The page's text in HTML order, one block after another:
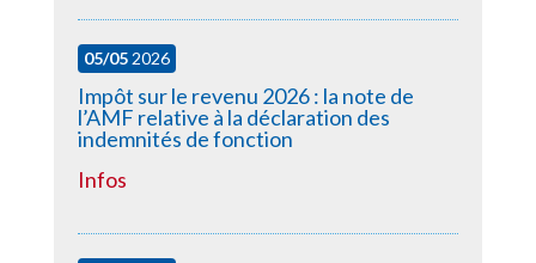
05/052026
Impôt sur le revenu 2026 : la note de
l’AMF relative à la déclaration des
indemnités de fonction
Infos